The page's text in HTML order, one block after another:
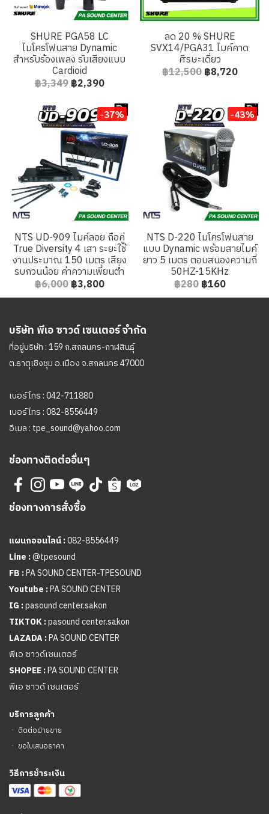
SHURE PGA58 LC
ไมโครโฟนสาย Dynamic
สำหรับร้องเพลง รับเสียงแบบ
Cardioid
฿3,349 ฿2,390
ลด 20 % SHURE
SVX14/PGA31 ไมค์คาด
ศีรษะเดี่ยว
฿12,500 ฿8,720
-37%
NTS UD-909 ไมค์ลอย ถือคู่
True Diversity 4 เสา ระยะใช้
งานประมาณ 150 เมตร เสียง
รบกวนน้อย ค่าความเพี้ยนต่ำ
฿6,000 ฿3,800
-43%
NTS D-220 ไมโครโฟนสาย
แบบ Dynamic พร้อมสายไมค์
ยาว 5 เมตร ตอบสนองความถี่
50HZ-15KHz
฿280 ฿160
บริษัท พีเอ ซาวด์ เซนเตอร์ จำกัด
ที่อยู่บริษัท : 159 ถ.สกลนคร-กาฬสินธุ์
ต.ธาตุเชิงชุม อ.เมือง จ.สกลนคร 47000
เบอร์โทร :042-711880
เบอร์โทร :082-8556449
อีเมล : tpe_sound@yahoo.com
ช่องทางติดต่ออื่นๆ
ช่องทางการสั่งซื้อ
แผนกออนไลน์ :082-8556449
Line :@tpesound
FB :PA SOUND CENTER-TPESOUND
Youtube :PA SOUND CENTER
IG :pasound center.sakon
TIKTOK :pasound center.sakon
LAZADA :PA SOUND CENTER
พีเอ ซาวด์เซนเตอร์
SHOPEE :PA SOUND CENTER
พีเอ ซาวด์ เซนเตอร์
บริการลูกค้า
ㆍ ติดต่อฝ่ายขาย
ㆍ ขอใบเสนอราคา
วิธีการชำระเงิน